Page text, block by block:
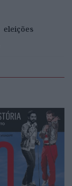
eleições